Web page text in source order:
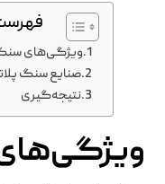
ویژگی‌های سنگ
صنایع سنگ
نتیجه‌گیری